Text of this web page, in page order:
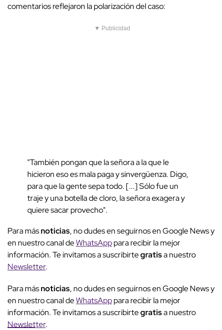
comentarios reflejaron la polarización del caso:
▼ Publicidad
"También pongan que la señora a la que le
hicieron eso es mala paga y sinvergüenza. Digo,
para que la gente sepa todo. [...] Sólo fue un
traje y una botella de cloro, la señora exagera y
quiere sacar provecho".
Para másnoticias, no dudes en seguirnos en Google News y
en nuestro canal deWhatsApppara recibir la mejor
información. Te invitamos a suscribirtegratisa nuestro
Newsletter.
Para másnoticias, no dudes en seguirnos en Google News y
en nuestro canal deWhatsApppara recibir la mejor
información. Te invitamos a suscribirtegratisa nuestro
Newsletter.